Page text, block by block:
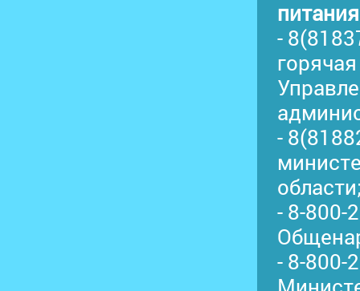
-
-
- 8-800-
- 8-800-